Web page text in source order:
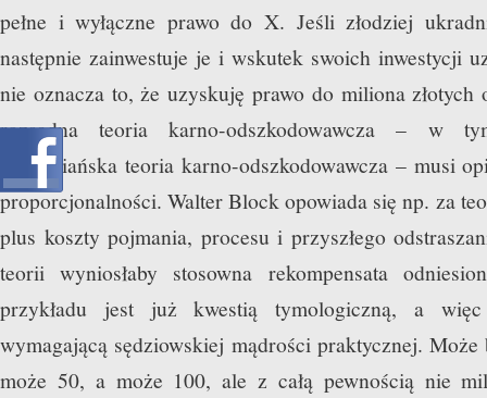
pełne i wyłączne prawo do X. Jeśli złodziej
następnie zainwestuje je i wskutek swoich inwestycji
nie oznacza to, że uzyskuję prawo do miliona złotych
rozsądna teoria karno-odszkodowawcza – w
libertariańska teoria karno-odszkodowawcza – musi
proporcjonalności. Walter Block opowiada się np. za
plus koszty pojmania, procesu i przyszłego
teorii wyniosłaby stosowna rekompensata
przykładu jest już kwestią tymologiczną, a
wymagającą sędziowskiej mądrości praktycznej. Może
może 50, a może 100, ale z całą pewnością nie